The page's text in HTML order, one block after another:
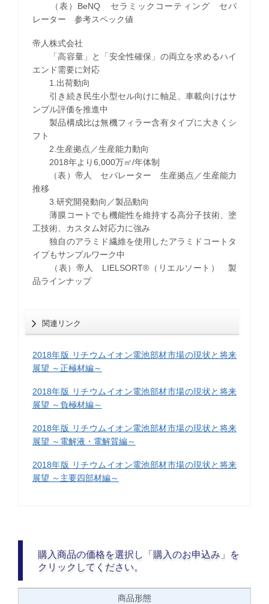
（表）BeNQ セラミックコーティング セパ
レーター 参考スペック値
帝人株式会社
「高容量」と「安全性確保」の両立を求めるハイ
エンド需要に対応
1.出荷動向
引き続き民生小型セル向けに軸足、車載向けはサ
ンプル評価を推進中
製品構成比は無機フィラー含有タイプに大きくシ
フト
2.生産拠点／生産能力動向
2018年より6,000万㎡/年体制
（表）帝人 セパレーター 生産拠点／生産能力
推移
3.研究開発動向／製品動向
薄膜コートでも機能性を維持する高分子技術、塗
工技術、カスタム対応力に強み
独自のアラミド繊維を使用したアラミドコートタ
イプもサンプルワーク中
（表）帝人 LIELSORT®（リエルソート） 製
品ラインナップ
関連リンク
2018年版 リチウムイオン電池部材市場の現状と将来
展望 ～正極材編～
2018年版 リチウムイオン電池部材市場の現状と将来
展望 ～負極材編～
2018年版 リチウムイオン電池部材市場の現状と将来
展望 ～電解液・電解質編～
2018年版 リチウムイオン電池部材市場の現状と将来
展望 ～主要四部材編～
購入商品の価格を選択し「購入のお申込み」を
クリックしてください。
商品形態